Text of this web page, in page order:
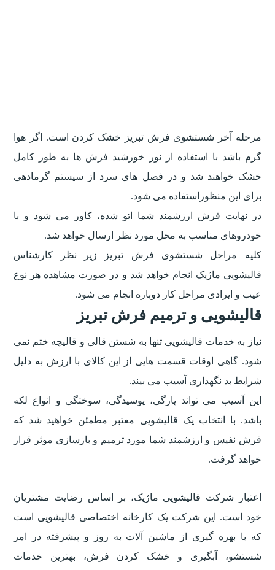
مرحله آخر شستشوی فرش تبریز خشک کردن است. اگر هوا
گرم باشد با استفاده از نور خورشید فرش ها به طور کامل
خشک خواهند شد و در فصل های سرد از سیستم گرمادهی
برای این منظوراستفاده می شود.
در نهایت فرش ارزشمند شما اتو شده، کاور می شود و با
خودروهای مناسب به محل مورد نظر ارسال خواهد شد.
کلیه مراحل شستشوی فرش تبریز زیر نظر کارشناس
قالیشویی ماژیک انجام خواهد شد و در صورت مشاهده هر نوع
عیب و ایرادی مراحل کار دوباره انجام می شود.
قالیشویی و ترمیم فرش تبریز
نیاز به خدمات قالیشویی تنها به شستن قالی و قالیچه ختم نمی
شود. گاهی اوقات قسمت هایی از این کالای با ارزش به دلیل
شرایط بد نگهداری آسیب می بیند.
این آسیب می تواند پارگی، پوسیدگی، سوختگی و انواع لکه
باشد. با انتخاب یک قالیشویی معتبر مطمئن خواهید شد که
فرش نفیس و ارزشمند شما مورد ترمیم و بازسازی موثر قرار
خواهد گرفت.
اعتبار شرکت قالیشویی ماژیک، بر اساس رضایت مشتریان
خود است. این شرکت یک کارخانه اختصاصی قالیشویی است
که با بهره گیری از ماشین آلات به روز و پیشرفته در امر
شستشو، آبگیری و خشک کردن فرش، بهترین خدمات